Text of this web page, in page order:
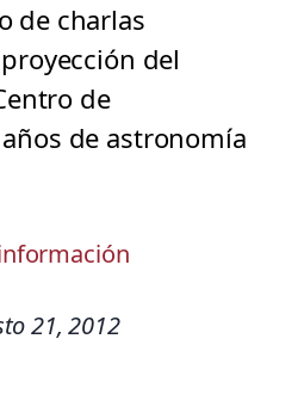
de charlas
del
de
de astronomía
21, 2012